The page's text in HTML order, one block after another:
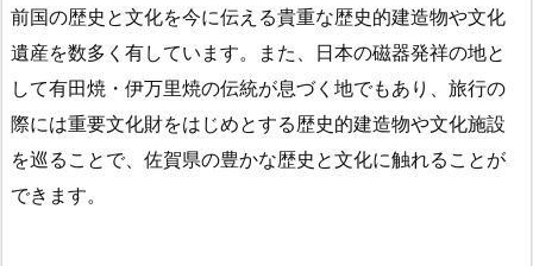
前国の歴史と文化を今に伝える貴重な歴史的建造物や文化
遺産を数多く有しています。また、日本の磁器発祥の地と
して有田焼・伊万里焼の伝統が息づく地でもあり、旅行の
際には重要文化財をはじめとする歴史的建造物や文化施設
を巡ることで、佐賀県の豊かな歴史と文化に触れることが
できます。